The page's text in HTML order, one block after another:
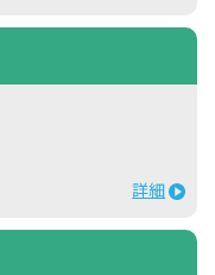
詳細